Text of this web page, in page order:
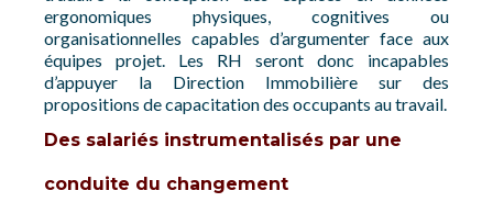
ergonomiques physiques, cognitives ou
organisationnelles capables d’argumenter face aux
équipes projet. Les RH seront donc incapables
d’appuyer la Direction Immobilière sur des
propositions de capacitation des occupants au travail.
Des salariés instrumentalisés par une
conduite du changement